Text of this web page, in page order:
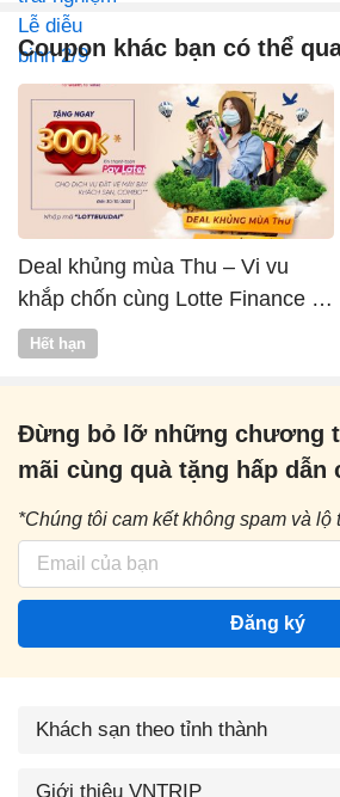
Coupon khác bạn có thể
Deal khủng mùa Thu – Vi vu
khắp chốn cùng Lotte Finance x
Vntrip
Hết hạn
Đừng bỏ lỡ những chương
mãi cùng quà tặng hấp dẫn
*Chúng tôi cam kết không spam và lộ
Đăng ký
Khách sạn theo tỉnh thành
Giới thiệu VNTRIP